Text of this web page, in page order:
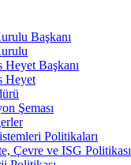
Başkanı
Heyet Başkanı
Heyet
Şeması
Politikaları
Çevre ve ISG Politikası